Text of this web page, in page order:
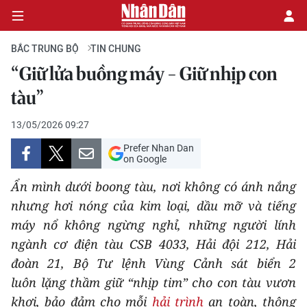
CHÍNH TRỊ
KINH TẾ
VĂN HÓA
XÃ HỘI
PHÁP LUẬT
DU LỊCH
THẾ GIỚI
BẮC TRUNG BỘ TIN CHUNG
“Giữ lửa buồng máy - Giữ nhịp con
tàu”
13/05/2026 09:27
Prefer Nhan Dan
on Google
Ẩn mình dưới boong tàu, nơi không có ánh nắng
nhưng hơi nóng của kim loại, dầu mỡ và tiếng
máy nổ không ngừng nghỉ, những người lính
ngành cơ điện tàu CSB 4033, Hải đội 212, Hải
đoàn 21, Bộ Tư lệnh Vùng Cảnh sát biển 2
luôn lặng thầm giữ “nhịp tim” cho con tàu vươn
khơi, bảo đảm cho mỗi hải trình an toàn, thông